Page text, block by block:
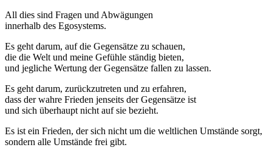
All dies sind Fragen und Abwägungen
innerhalb des Egosystems.
Es geht darum, auf die Gegensätze zu schauen,
die die Welt und meine Gefühle ständig bieten,
und jegliche Wertung der Gegensätze fallen zu lassen.
Es geht darum, zurückzutreten und zu erfahren,
dass der wahre Frieden jenseits der Gegensätze ist
und sich überhaupt nicht auf sie bezieht.
Es ist ein Frieden, der sich nicht um die weltlichen Umstände sorgt,
sondern alle Umstände frei gibt.